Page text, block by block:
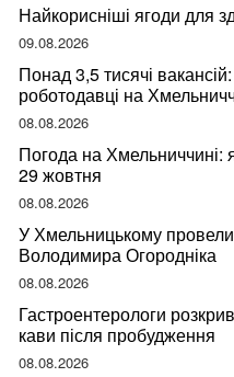
Найкорисніші ягоди для
09.08.2026
Понад 3,5 тисячі
роботодавці на
08.08.2026
Погода на Хмельниччині:
29 жовтня
08.08.2026
У Хмельницькому
Володимира Огородніка
08.08.2026
Гастроентерологи
кави після пробудження
08.08.2026